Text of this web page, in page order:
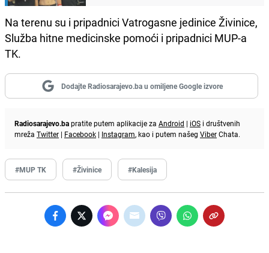
Na terenu su i pripadnici Vatrogasne jedinice Živinice,
Služba hitne medicinske pomoći i pripadnici MUP-a
TK.
Dodajte Radiosarajevo.ba u omiljene Google izvore
Radiosarajevo.bapratite putem aplikacije za Android | iOS i društvenih
mreža Twitter | Facebook | Instagram, kao i putem našeg ViberChata.
#MUP TK #Živinice #Kalesija